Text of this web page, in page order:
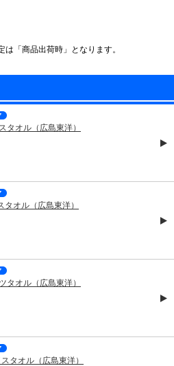
「商品出荷時」となります。
タオル（広島東洋）
オル（広島東洋）
タオル（広島東洋）
タオル（広島東洋）